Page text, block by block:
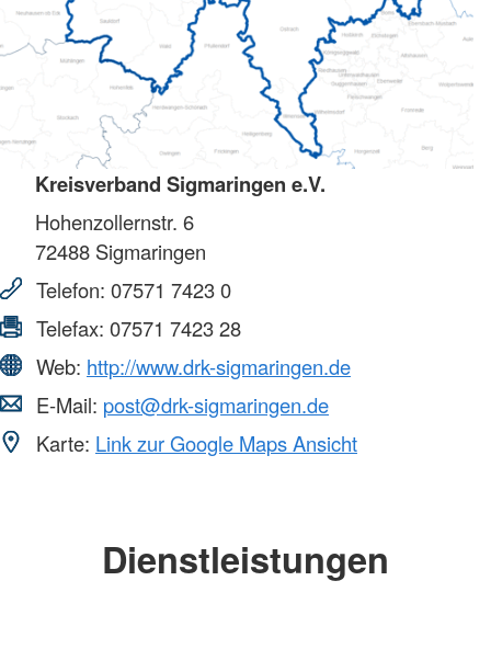
Kreisverband Sigmaringen e.V.
Hohenzollernstr. 6
72488 Sigmaringen
Telefon: 07571 7423 0
Telefax: 07571 7423 28
Web: http://www.drk-sigmaringen.de
E-Mail: post@drk-sigmaringen.de
Karte: Link zur Google Maps Ansicht
Dienstleistungen